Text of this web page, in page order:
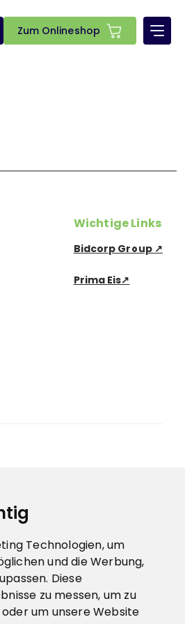
Technologien, um
und die Werbung,
Diese
zu messen, um zu
um unsere Website
E-
Zum Onlineshop
Wichtige Links
Bidcorp Group ↗
Prima Eis↗